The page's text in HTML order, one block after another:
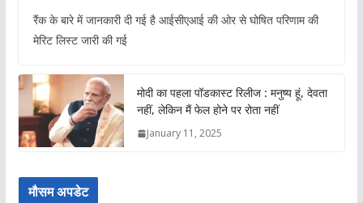
रैंक के बारे में जानकारी दी गई है आईसीएआई की ओर से घोषित परिणाम की
मेरिट लिस्ट जारी की गई
मोदी का पहला पॉडकास्ट रिलीज : मनुष्य हूं, देवता
नहीं, लेकिन मैं फेल होने पर रोता नहीं
January 11, 2025
मौसम अपडेट